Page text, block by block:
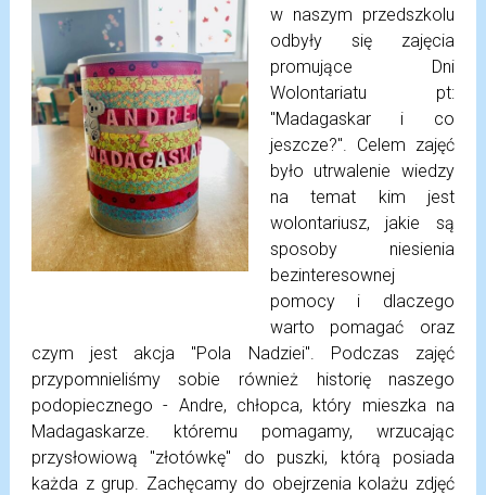
w naszym przedszkolu
odbyły się zajęcia
promujące Dni
Wolontariatu pt:
"Madagaskar i co
jeszcze?". Celem zajęć
było utrwalenie wiedzy
na temat kim jest
wolontariusz, jakie są
sposoby niesienia
bezinteresownej
pomocy i dlaczego
warto pomagać oraz
czym jest akcja "Pola Nadziei". Podczas zajęć
przypomnieliśmy sobie również historię naszego
podopiecznego - Andre, chłopca, który mieszka na
Madagaskarze. któremu pomagamy, wrzucając
przysłowiową "złotówkę" do puszki, którą posiada
każda z grup. Zachęcamy do obejrzenia kolażu zdjęć